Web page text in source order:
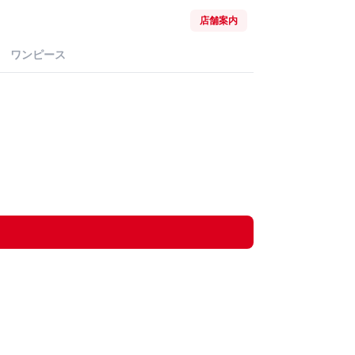
店舗案内
ワンピース